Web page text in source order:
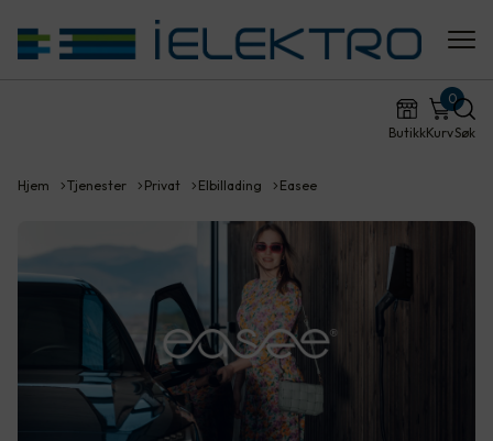
ButikkKurv
0
Søk
Hjem Tjenester Privat Elbillading Easee